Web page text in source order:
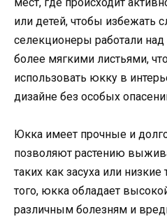
или детей, чтобы избежать
селекционеры работали
более мягкими листьями,
использовать юкку в
дизайне без особых
Юкка имеет прочные и
позволяют растению
таких как засуха или
того, юкка обладает
различным болезням и